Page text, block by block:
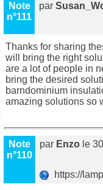
Note
n°111
par
Thanks for sharing
will bring the right
are a lot of people in
bring the desired
barndominium
amazing solutions so
Note
n°110
par Enzo le
https://